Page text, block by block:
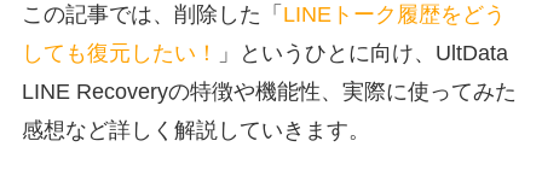
この記事では、削除した「 LINEトーク履歴をどう
しても復元したい！
」というひとに向け、UltData
LINE Recoveryの特徴や機能性、実際に使ってみた
感想など詳しく解説していきます。